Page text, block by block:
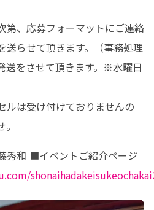
第、応募フォーマットにご連絡
送らせて頂きます。（事務処理
送をさせて頂きます。※水曜日
は受け付けておりませんの
和 ■イベントご紹介ページ